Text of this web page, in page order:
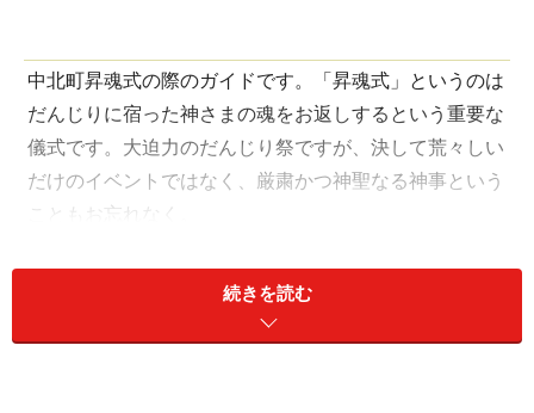
中北町昇魂式の際のガイドです。「昇魂式」というのは
だんじりに宿った神さまの魂をお返しするという重要な
儀式です。大迫力のだんじり祭ですが、決して荒々しい
だけのイベントではなく、厳粛かつ神聖なる神事という
こともお忘れなく。
続きを読む